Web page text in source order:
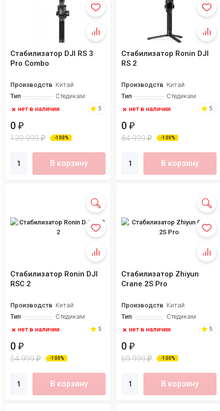
Стабилизатор DJI RS 3
Pro Combo
ПроизводствоКитай
Тип
Стедикам
нет в наличии
5
0 ₽
139 999₽ -100%
В корзину
Стабилизатор Ronin DJI
RS 2
ПроизводствоКитай
Тип
Стедикам
нет в наличии
5
0₽
84 999₽ -100%
В корзину
Стабилизатор Ronin DJI
RSC 2
ПроизводствоКитай
Тип
Стедикам
нет в наличии
5
0 ₽
54 999₽ -100%
В корзину
Стабилизатор Zhiyun
Crane 2S Pro
ПроизводствоКитай
Тип
Стедикам
нет в наличии
5
0₽
69 999₽ -100%
В корзину